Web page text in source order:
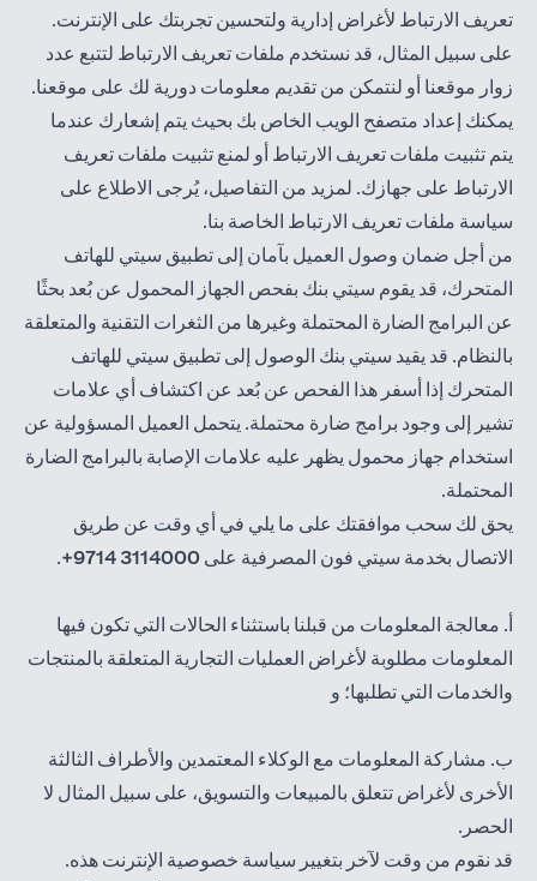
تعريف الارتباط لأغراض إدارية ولتحسين تجربتك على الإنترنت.
على سبيل المثال، قد نستخدم ملفات تعريف الارتباط لتتبع عدد
زوار موقعنا أو لنتمكن من تقديم معلومات دورية لك على موقعنا.
يمكنك إعداد متصفح الويب الخاص بك بحيث يتم إشعارك عندما
يتم تثبيت ملفات تعريف الارتباط أو لمنع تثبيت ملفات تعريف
الارتباط على جهازك. لمزيد من التفاصيل، يُرجى الاطلاع على
سياسة ملفات تعريف الارتباط الخاصة بنا.
من أجل ضمان وصول العميل بآمان إلى تطبيق سيتي للهاتف
المتحرك، قد يقوم سيتي بنك بفحص الجهاز المحمول عن بُعد بحثًا
عن البرامج الضارة المحتملة وغيرها من الثغرات التقنية والمتعلقة
بالنظام. قد يقيد سيتي بنك الوصول إلى تطبيق سيتي للهاتف
المتحرك إذا أسفر هذا الفحص عن بُعد عن اكتشاف أي علامات
تشير إلى وجود برامج ضارة محتملة. يتحمل العميل المسؤولية عن
استخدام جهاز محمول يظهر عليه علامات الإصابة بالبرامج الضارة
المحتملة.
يحق لك سحب موافقتك على ما يلي في أي وقت عن طريق
الاتصال بخدمة سيتي فون المصرفية على 3114000 9714+
.
أ. معالجة المعلومات من قبلنا باستثناء الحالات التي تكون فيها
المعلومات مطلوبة لأغراض العمليات التجارية المتعلقة بالمنتجات
والخدمات التي تطلبها؛ و
ب. مشاركة المعلومات مع الوكلاء المعتمدين والأطراف الثالثة
الأخرى لأغراض تتعلق بالمبيعات والتسويق، على سبيل المثال لا
الحصر.
قد نقوم من وقت لآخر بتغيير سياسة خصوصية الإنترنت هذه.